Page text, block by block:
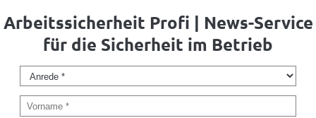
Arbeitssicherheit Profi | News-Service
für die Sicherheit im Betrieb